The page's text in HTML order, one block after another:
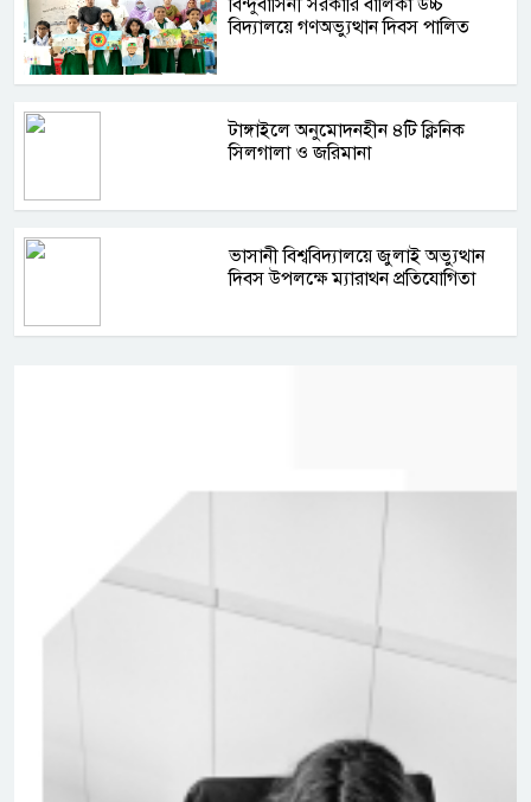
বিন্দুবাসিনী সরকারি বালিকা উচ্চ
বিদ্যালয়ে গণঅভ্যুত্থান দিবস পালিত
টাঙ্গাইলে অনুমোদনহীন ৪টি ক্লিনিক
সিলগালা ও জরিমানা
ভাসানী বিশ্ববিদ্যালয়ে জুলাই অভ্যুত্থান
দিবস উপলক্ষে ম্যারাথন প্রতিযোগিতা